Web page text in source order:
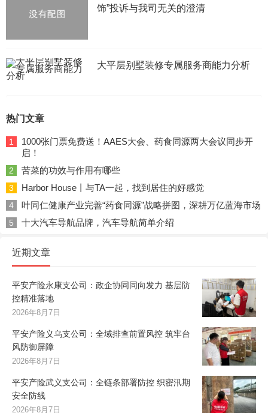
饰”投诉与我司无关的澄清
大平层别墅装修专属服务商能力分析
热门文章
1
1000张门票免费送！AAES大会、药食同源两大会议同步开
启！
2 苦菜的功效与作用有哪些
3 Harbor House丨与TA一起，找到居住的好感觉
4 叶同仁健康产业完善“药食同源”战略拼图，深耕万亿蓝海市场
5 十大汽车导航品牌，汽车导航简单介绍
近期文章
平安产险永康支公司：政企协同同向发力 基层防
控精准落地
2026年8月7日
平安产险义乌支公司：全域排查前置风控 筑牢台
风防御屏障
2026年8月7日
平安产险武义支公司：全链条部署防控 织密汛期
安全防线
2026年8月7日